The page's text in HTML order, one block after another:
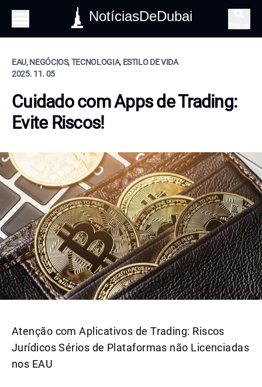
NotíciasDeDubai
EAU, NEGÓCIOS, TECNOLOGIA, ESTILO DE VIDA
2025. 11. 05
Cuidado com Apps de Trading:
Evite Riscos!
Atenção com Aplicativos de Trading: Riscos
Jurídicos Sérios de Plataformas não Licenciadas
nos EAU